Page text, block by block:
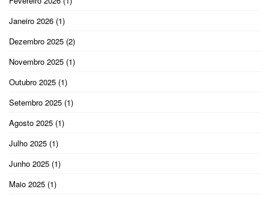
Janeiro 2026 (1)
Dezembro 2025 (2)
Novembro 2025 (1)
Outubro 2025 (1)
Setembro 2025 (1)
Agosto 2025 (1)
Julho 2025 (1)
Junho 2025 (1)
Maio 2025 (1)